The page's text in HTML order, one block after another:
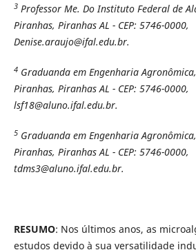
3 Professor Me. Do Instituto Federal de
Piranhas, Piranhas AL - CEP: 5746-0000,
Denise.araujo@ifal.edu.br.
4 Graduanda em Engenharia
Piranhas, Piranhas AL - CEP: 5746-0000,
lsf18@aluno.ifal.edu.br.
5 Graduanda em Engenharia
Piranhas, Piranhas AL - CEP: 5746-0000,
tdms3@aluno.ifal.edu.br.
RESUMO: Nos últimos anos, as
estudos devido à sua versatilidade